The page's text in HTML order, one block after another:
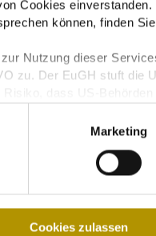
Cookies einverstanden.
können, finden
Nutzung dieser
zu. Der EuGH stuft die
Marketing
Cookies zulassen